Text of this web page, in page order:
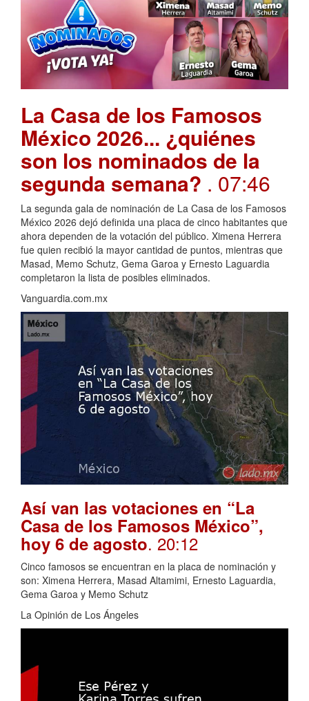
La Casa de los Famosos
México 2026... ¿quiénes
son los nominados de la
segunda semana? . 07:46
La segunda gala de nominación de La Casa de los Famosos
México 2026 dejó definida una placa de cinco habitantes que
ahora dependen de la votación del público. Ximena Herrera
fue quien recibió la mayor cantidad de puntos, mientras que
Masad, Memo Schutz, Gema Garoa y Ernesto Laguardia
completaron la lista de posibles eliminados.
Vanguardia.com.mx
Así van las votaciones en “La
Casa de los Famosos México”,
hoy 6 de agosto. 20:12
Cinco famosos se encuentran en la placa de nominación y
son: Ximena Herrera, Masad Altamimi, Ernesto Laguardia,
Gema Garoa y Memo Schutz
La Opinión de Los Ángeles